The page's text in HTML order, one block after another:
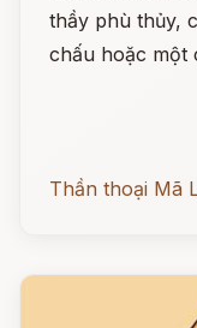
thầy phù thủy,
chấu hoặc một
Thần thoại Mã